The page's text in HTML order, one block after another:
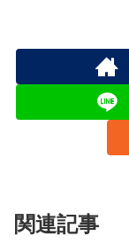
関連記事